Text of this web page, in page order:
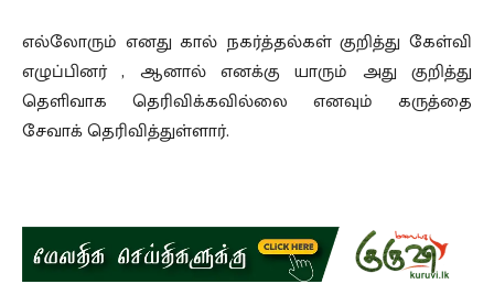
எல்லோரும் எனது கால் நகர்த்தல்கள் குறித்து கேள்வி
எழுப்பினர் , ஆனால் எனக்கு யாரும் அது குறித்து
தெளிவாக தெரிவிக்கவில்லை எனவும் கருத்தை
சேவாக் தெரிவித்துள்ளார்.